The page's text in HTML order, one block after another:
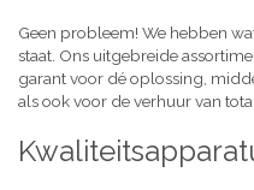
Geen probleem! We hebben
staat. Ons uitgebreide
garant voor dé oplossing,
als ook voor de verhuur van